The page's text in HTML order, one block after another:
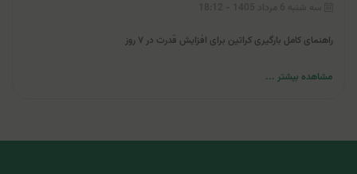
راهنمای کامل بارگیری کراتین برای افزایش قدرت در ۷ روز
مشاهده بیشتر ...